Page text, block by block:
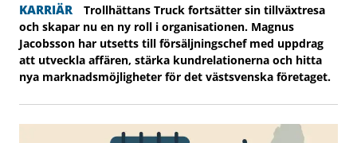
KARRIÄR
Trollhättans Truck fortsätter sin tillväxtresa
och skapar nu en ny roll i organisationen. Magnus
Jacobsson har utsetts till försäljningschef med uppdrag
att utveckla affären, stärka kundrelationerna och hitta
nya marknadsmöjligheter för det västsvenska företaget.